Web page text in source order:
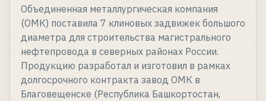
Объединенная металлургическая компания
(ОМК) поставила 7 клиновых задвижек большого
диаметра для строительства магистрального
нефтепровода в северных районах России.
Продукцию разработал и изготовил в рамках
долгосрочного контракта завод ОМК в
Благовещенске (Республика Башкортостан,